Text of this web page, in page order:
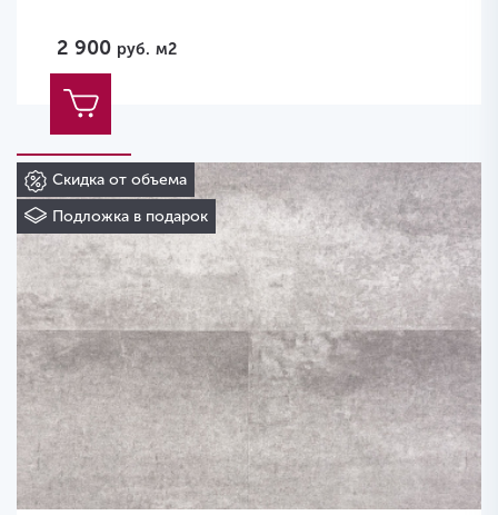
2 900 руб. м2
Скидка от объема
Подложка в подарок